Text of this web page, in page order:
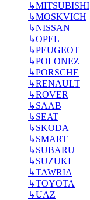
↳MITSUBISHI
↳MOSKVICH
↳NISSAN
↳OPEL
↳PEUGEOT
↳POLONEZ
↳PORSCHE
↳RENAULT
↳ROVER
↳SAAB
↳SEAT
↳SKODA
↳SMART
↳SUBARU
↳SUZUKI
↳TAWRIA
↳TOYOTA
↳UAZ